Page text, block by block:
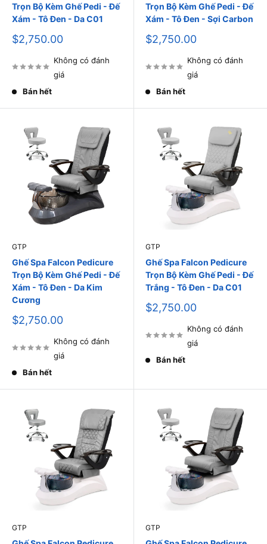
Trọn Bộ Kèm Ghế Pedi - Đế
Xám - Tô Đen - Da C01
Giá
bán
$2,750.00
Không có đánh
giá
Bán hết
Trọn Bộ Kèm Ghế Pedi - Đế
Xám - Tô Đen - Sợi Carbon
Giá
bán
$2,750.00
Không có đánh
giá
Bán hết
GTP
Ghế Spa Falcon Pedicure
Trọn Bộ Kèm Ghế Pedi - Đế
Xám - Tô Đen - Da Kim
Cương
Giá
bán
$2,750.00
Không có đánh
giá
Bán hết
GTP
Ghế Spa Falcon Pedicure
Trọn Bộ Kèm Ghế Pedi - Đế
Trắng - Tô Đen - Da C01
Giá
bán
$2,750.00
Không có đánh
giá
Bán hết
GTP GTP